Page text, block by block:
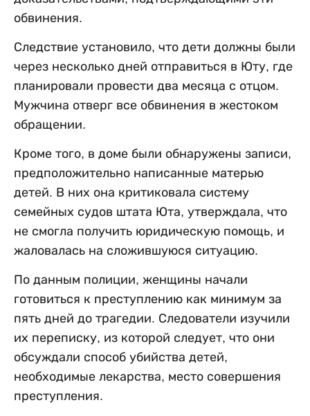
обвинения.
Следствие установило, что дети должны были
через несколько дней отправиться в Юту, где
планировали провести два месяца с отцом.
Мужчина отверг все обвинения в жестоком
обращении.
Кроме того, в доме были обнаружены записи,
предположительно написанные матерью
детей. В них она критиковала систему
семейных судов штата Юта, утверждала, что
не смогла получить юридическую помощь, и
жаловалась на сложившуюся ситуацию.
По данным полиции, женщины начали
готовиться к преступлению как минимум за
пять дней до трагедии. Следователи изучили
их переписку, из которой следует, что они
обсуждали способ убийства детей,
необходимые лекарства, место совершения
преступления.